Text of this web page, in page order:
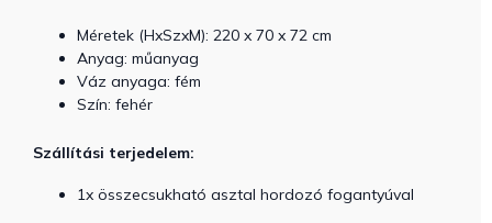
Méretek (HxSzxM): 220 x 70 x 72 cm
Anyag: műanyag
Váz anyaga: fém
Szín: fehér
Szállítási terjedelem:
1x összecsukható asztal hordozó fogantyúval